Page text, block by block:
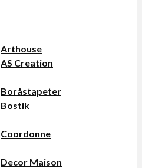
Arthouse
AS Creation
Boråstapeter
Bostik
Coordonne
Decor Maison